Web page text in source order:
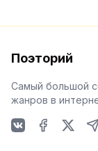
Поэторий
Самый большой
жанров в